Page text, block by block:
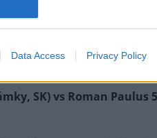
Data Access Privacy Policy
SK) vs Roman Paulus